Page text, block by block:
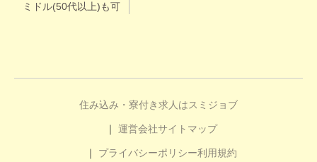
ミドル(50代以上)も可
住み込み・寮付き求人はスミジョブ
運営会社サイトマップ
プライバシーポリシー利用規約